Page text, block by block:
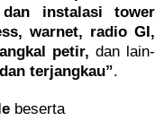
instalasi tower
warnet, radio GI,
petir, dan lain-
terjangkau”.
beserta